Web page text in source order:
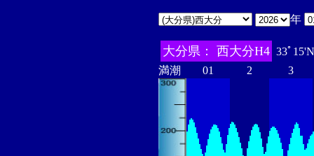
年
大分県： 西大分H4 33ﾟ
満潮
01 2 3